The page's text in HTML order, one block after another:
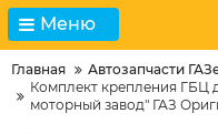
Меню
Главная
Автозапчасти
Комплект крепления ГБЦ
моторный завод" ГАЗ